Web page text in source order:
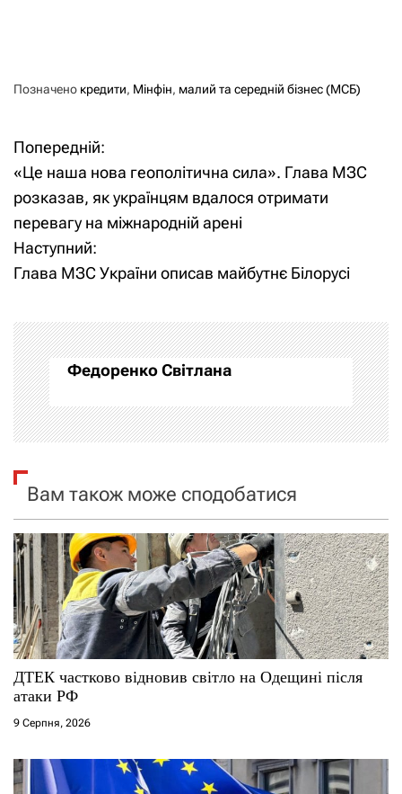
Позначено кредити, Мінфін, малий та середній бізнес (МСБ)
Н
а
в
і
а
ц
і
а
п
и
с
і
в
Попередній:
«Це наша нова геополітична сила». Глава МЗС
розказав, як українцям вдалося отримати
перевагу на міжнародній арені
Наступний:
Глава МЗС України описав майбутнє Білорусі
Федоренко Світлана
Вам також може сподобатися
ДТЕК частково відновив світло на Одещині після
атаки РФ
9 Серпня, 2026